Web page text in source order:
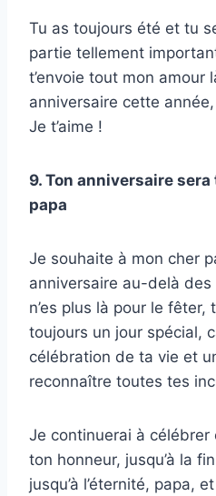
Tu as toujours été et tu
partie tellement
t’envoie tout mon amour
anniversaire cette année,
Je t’aime !
9. Ton anniversaire
papa
Je souhaite à mon cher
anniversaire au-delà
n’es plus là pour le fêter,
toujours un jour spécial,
célébration de ta vie et
reconnaître toutes tes
Je continuerai à
ton honneur, jusqu’à la
jusqu’à l’éternité, papa,